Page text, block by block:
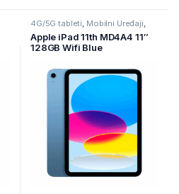
4G/5G tableti, Mobilni Uređaji,
Apple iPad 11th MD4A4 11″
128GB Wifi Blue